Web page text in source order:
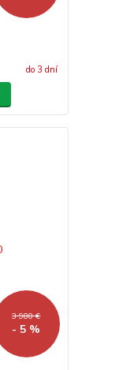
do 3 dní
3 980 €
- 5 %